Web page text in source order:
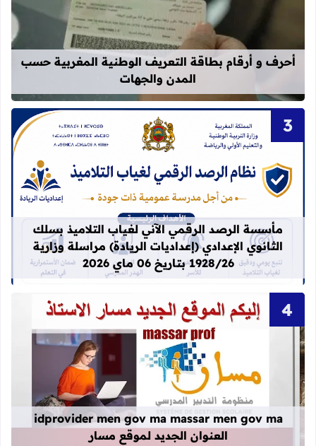
قراءة المزيد عن أحرف و أرقام
أحرف و أرقام بطاقة التعريف الوطنية المغربية حسب
المدن والجهات
قراءة المزيد عن مأسسة الرصد الرقمي الآني
مأسسة الرصد الرقمي الآني لغياب التلاميذ بسلك
الثانوي الإعدادي (إعداديات الريادة) مراسلة وزارية
1928/26 بتاريخ 06 ماي 2026
قراءة المزيد عن idprovider men gov ma massar men gov ma العنوان الجديد لموقع مسار
idprovider men gov ma massar men gov ma
العنوان الجديد لموقع مسار